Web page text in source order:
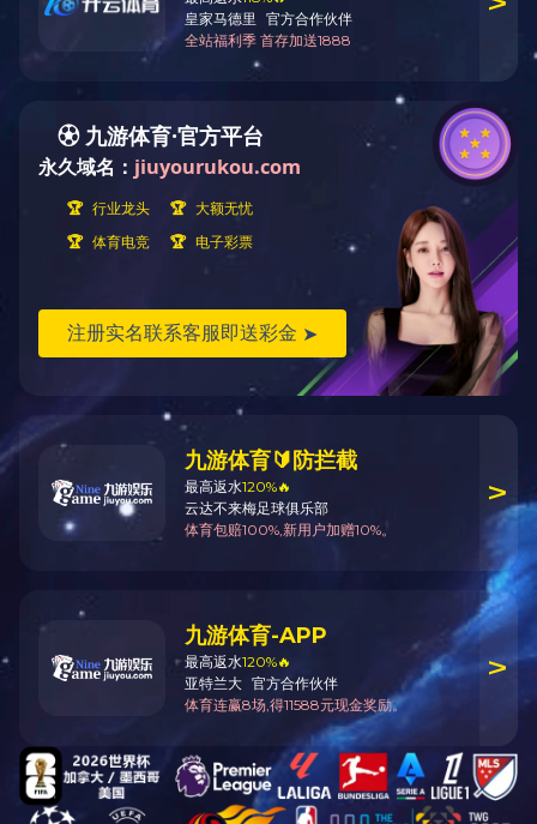
3F-N-094
用途：
材质：
颜色：
返回
产品说明